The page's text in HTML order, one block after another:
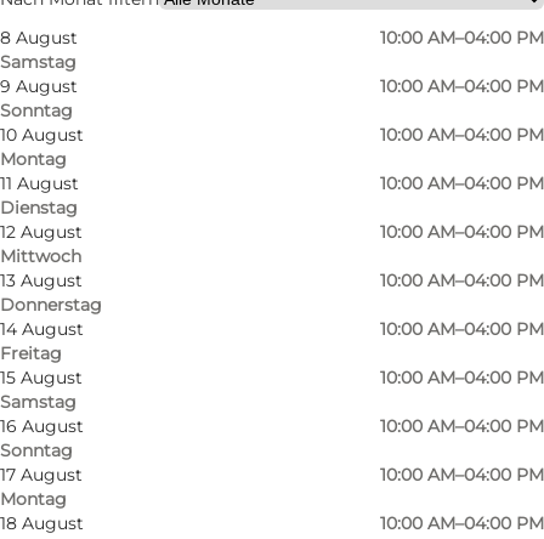
8 August
Samstag
10:00 AM–04:00 PM
9 August
Sonntag
10:00 AM–04:00 PM
10 August
Montag
10:00 AM–04:00 PM
11 August
Dienstag
10:00 AM–04:00 PM
12 August
Mittwoch
10:00 AM–04:00 PM
13 August
Donnerstag
10:00 AM–04:00 PM
14 August
Freitag
10:00 AM–04:00 PM
15 August
Samstag
10:00 AM–04:00 PM
16 August
Sonntag
10:00 AM–04:00 PM
17 August
Montag
10:00 AM–04:00 PM
18 August
10:00 AM–04:00 PM
Kinder, Freunde, Mein Partner, Mir selbst